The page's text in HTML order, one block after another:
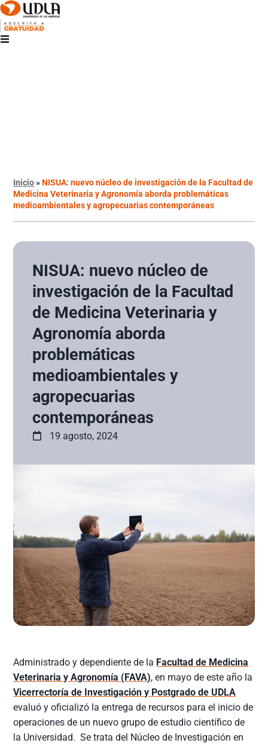
Inicio»NISUA: nuevo núcleo de investigación de la Facultad de
Medicina Veterinaria y Agronomía aborda problemáticas
medioambientales y agropecuarias contemporáneas
NISUA: nuevo núcleo de
investigación de la Facultad
de Medicina Veterinaria y
Agronomía aborda
problemáticas
medioambientales y
agropecuarias
contemporáneas
19 agosto, 2024
Administrado y dependiente de la Facultad de Medicina
Veterinaria y Agronomía (FAVA), en mayo de este año la
Vicerrectoría de Investigación y Postgrado de UDLA
evaluó y oficializó la entrega de recursos para el inicio de
operaciones de un nuevo grupo de estudio científico de
la Universidad. Se trata del Núcleo de Investigación en